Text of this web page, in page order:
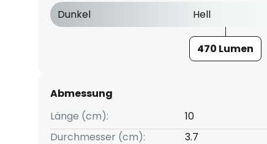
Dunkel
Hell
470 Lumen
Abmessung
Länge (cm):
10
Durchmesser (cm):
3.7